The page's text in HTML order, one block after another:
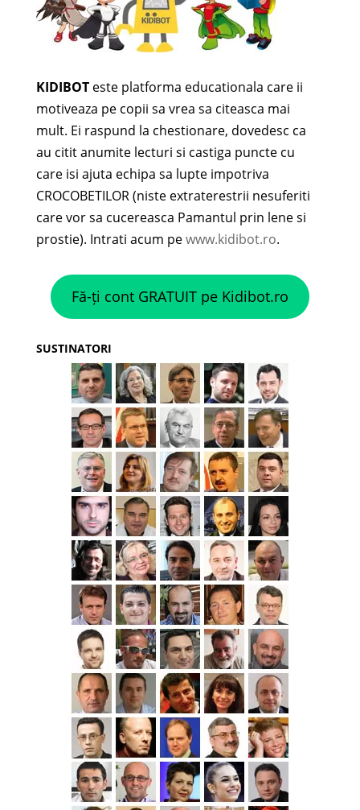
KIDIBOTeste platforma educationala care ii
motiveaza pe copii sa vrea sa citeasca mai
mult. Ei raspund la chestionare, dovedesc ca
au citit anumite lecturi si castiga puncte cu
care isi ajuta echipa sa lupte impotriva
CROCOBETILOR (niste extraterestrii nesuferiti
care vor sa cucereasca Pamantul prin lene si
prostie). Intrati acum pewww.kidibot.ro.
Fă-ți cont GRATUIT pe Kidibot.ro
SUSTINATORI